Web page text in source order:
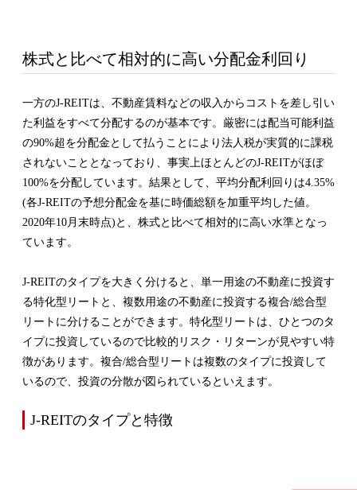
株式と比べて相対的に高い分配金利回り
一方のJ-REITは、不動産賃料などの収入からコストを差し引い
た利益をすべて分配するのが基本です。厳密には配当可能利益
の90%超を分配金として払うことにより法人税が実質的に課税
されないこととなっており、事実上ほとんどのJ-REITがほぼ
100%を分配しています。結果として、平均分配利回りは4.35%
(各J-REITの予想分配金を基に時価総額を加重平均した値。
2020年10月末時点)と、株式と比べて相対的に高い水準となっ
ています。
J-REITのタイプを大きく分けると、単一用途の不動産に投資す
る特化型リートと、複数用途の不動産に投資する複合/総合型
リートに分けることができます。特化型リートは、ひとつのタ
イプに投資しているので比較的リスク・リターンが見やすい特
徴があります。複合/総合型リートは複数のタイプに投資して
いるので、投資の分散が図られているといえます。
J-REITのタイプと特徴